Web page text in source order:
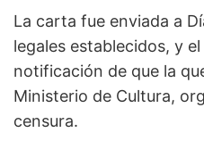
La carta fue enviada a
legales establecidos, y
notificación de que la
Ministerio de Cultura,
censura.